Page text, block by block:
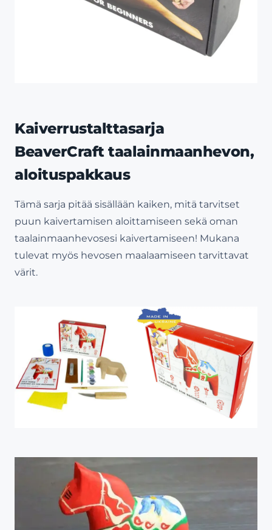
Kaiverrustalttasarja
BeaverCraft taalainmaanhevon,
aloituspakkaus
Tämä sarja pitää sisällään kaiken, mitä tarvitset
puun kaivertamisen aloittamiseen sekä oman
taalainmaanhevosesi kaivertamiseen! Mukana
tulevat myös hevosen maalaamiseen tarvittavat
värit.